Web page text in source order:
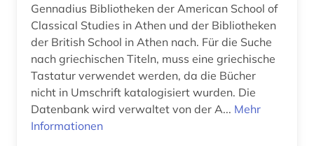
fid asien (4)
fid darstellende kunst (5)
fid finnisch-ugrische/uralische sprachen (2)
Gennadius Bibliotheken der American School of
Classical Studies in Athen und der Bibliotheken
der British School in Athen nach. Für die Suche
nach griechischen Titeln, muss eine griechische
Tastatur verwendet werden, da die Bücher
nicht in Umschrift katalogisiert wurden. Die
Datenbank wird verwaltet von der A... Mehr
Informationen